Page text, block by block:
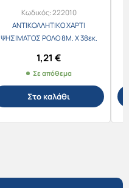
Κωδικός:222010
ΑΝΤΙΚΟΛΛΗΤΙΚΟ ΧΑΡΤΙ
ΨΗΣΙΜΑΤΟΣ ΡΟΛΟ 8Μ. Χ 38εκ.
1,21 €
Σε απόθεμα
Στο καλάθι